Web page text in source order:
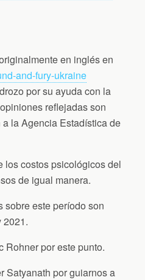
en inglés en
and-fury-ukraine
por su ayuda con la
reflejadas son
la Agencia Estadística de
los costos psicológicos del
de igual manera.
sobre este período son
2021.
Rohner por este punto.
Satyanath por guiarnos a